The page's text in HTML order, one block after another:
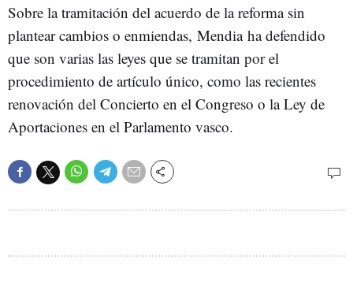
Sobre la tramitación del acuerdo de la reforma sin
plantear cambios o enmiendas, Mendia ha defendido
que son varias las leyes que se tramitan por el
procedimiento de artículo único, como las recientes
renovación del Concierto en el Congreso o la Ley de
Aportaciones en el Parlamento vasco.